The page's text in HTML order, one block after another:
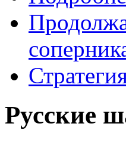
Русские